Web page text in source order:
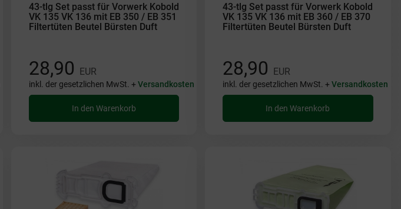
43-tlg Set passt für Vorwerk Kobold
VK 135 VK 136 mit EB 350 / EB 351
Filtertüten Beutel Bürsten Duft
28,90 EUR
inkl. der gesetzlichen MwSt. +Versandkosten
In den Warenkorb
43-tlg Set passt für Vorwerk Kobold
VK 135 VK 136 mit EB 360 / EB 370
Filtertüten Beutel Bürsten Duft
28,90 EUR
inkl. der gesetzlichen MwSt. +Versandkosten
In den Warenkorb